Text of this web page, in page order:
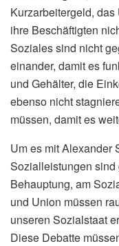
Kurzarbeitergeld,
ihre Beschäftigten
Soziales sind nicht
einander, damit es
und Gehälter, die
ebenso nicht
müssen, damit es
Um es mit Alexander
Sozialleistungen
Behauptung, am
und Union müssen
unseren Sozialstaat
Diese Debatte